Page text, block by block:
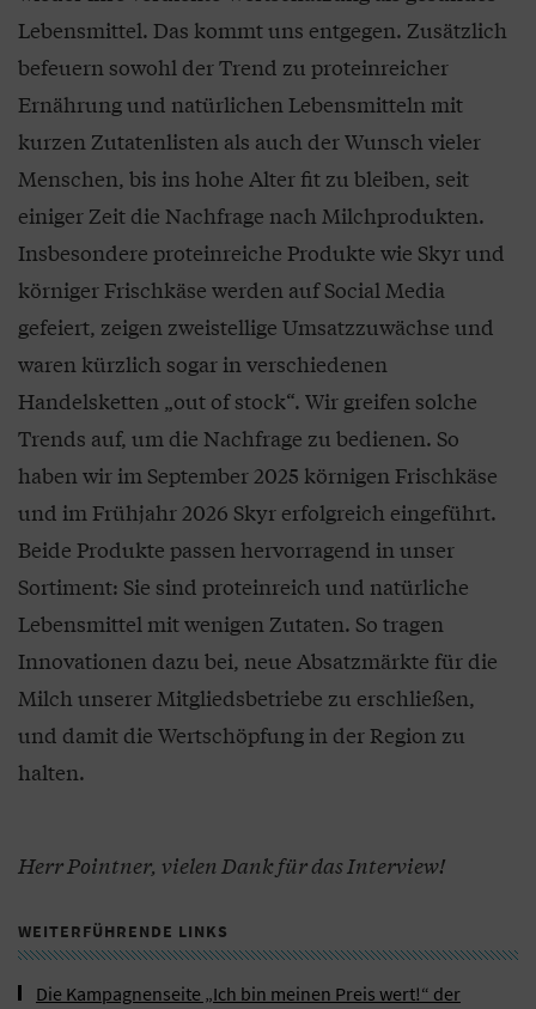
Lebensmittel. Das kommt uns entgegen. Zusätzlich
befeuern sowohl der Trend zu proteinreicher
Ernährung und natürlichen Lebensmitteln mit
kurzen Zutatenlisten als auch der Wunsch vieler
Menschen, bis ins hohe Alter fit zu bleiben, seit
einiger Zeit die Nachfrage nach Milchprodukten.
Insbesondere proteinreiche Produkte wie Skyr und
körniger Frischkäse werden auf Social Media
gefeiert, zeigen zweistellige Umsatzzuwächse und
waren kürzlich sogar in verschiedenen
Handelsketten „out of stock“. Wir greifen solche
Trends auf, um die Nachfrage zu bedienen. So
haben wir im September 2025 körnigen Frischkäse
und im Frühjahr 2026 Skyr erfolgreich eingeführt.
Beide Produkte passen hervorragend in unser
Sortiment: Sie sind proteinreich und natürliche
Lebensmittel mit wenigen Zutaten. So tragen
Innovationen dazu bei, neue Absatzmärkte für die
Milch unserer Mitgliedsbetriebe zu erschließen,
und damit die Wertschöpfung in der Region zu
halten.
Herr Pointner, vielen Dank für das Interview!
WEITERFÜHRENDE LINKS
Die Kampagnenseite „Ich bin meinen Preis wert!“ der